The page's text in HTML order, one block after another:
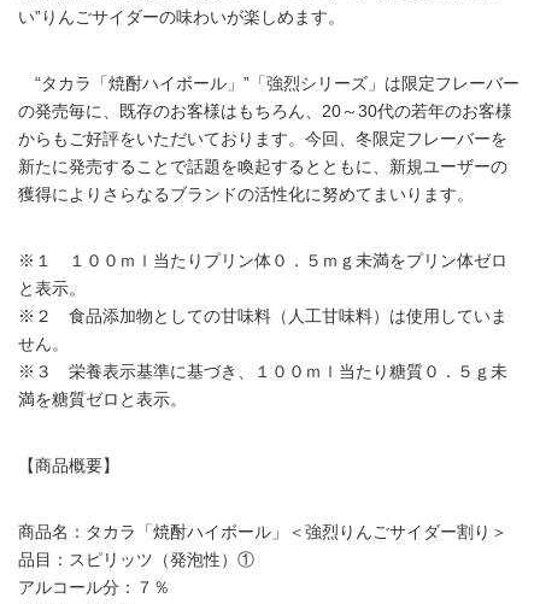
い”りんごサイダーの味わいが楽しめます。
“タカラ「焼酎ハイボール」”「強烈シリーズ」は限定フレーバー
の発売毎に、既存のお客様はもちろん、20～30代の若年のお客様
からもご好評をいただいております。今回、冬限定フレーバーを
新たに発売することで話題を喚起するとともに、新規ユーザーの
獲得によりさらなるブランドの活性化に努めてまいります。
※１ １００ｍｌ当たりプリン体０．５ｍｇ未満をプリン体ゼロ
と表示。
※２ 食品添加物としての甘味料（人工甘味料）は使用していま
せん。
※３ 栄養表示基準に基づき、１００ｍｌ当たり糖質０．５ｇ未
満を糖質ゼロと表示。
【商品概要】
商品名：タカラ「焼酎ハイボール」＜強烈りんごサイダー割り＞
品目：スピリッツ（発泡性）①
アルコール分：７％